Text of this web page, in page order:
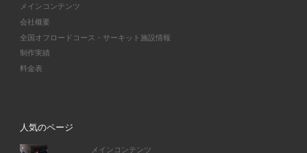
メインコンテンツ
会社概要
全国オフロードコース・サーキット施設情報
制作実績
料金表
人気のページ
メインコンテンツ